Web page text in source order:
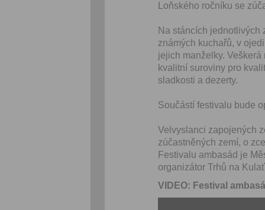
Loňského ročníku se
Na stáncích jednotlivých
známých kuchařů, v
jejich manželky.
kvalitní suroviny pro
sladkosti a dezerty.
Součástí festivalu bude
Velvyslanci zapojených
zúčastněných zemí, o
Festivalu ambasád je
organizátor Trhů na
VIDEO: Festival